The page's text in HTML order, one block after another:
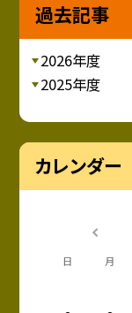
過去記事
2026年度
2025年度
カレンダー
日 月